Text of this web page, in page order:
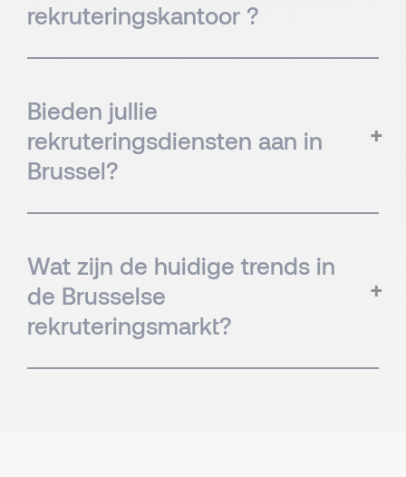
rekruteringskantoor ?
Bieden jullie
rekruteringsdiensten aan in
Brussel?
Wat zijn de huidige trends in
de Brusselse
rekruteringsmarkt?